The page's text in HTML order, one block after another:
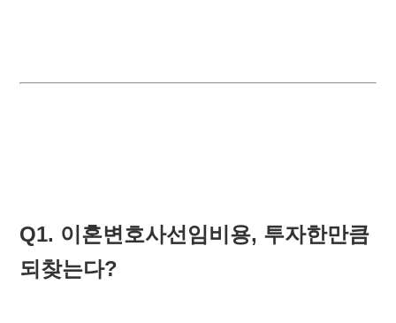
Q1. 이혼변호사선임비용, 투자한만큼
되찾는다?